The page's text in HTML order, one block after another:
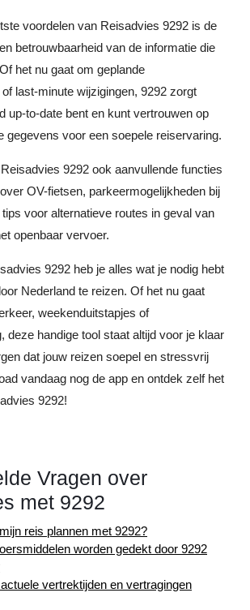
voordelen van Reisadvies 9292 is de
betrouwbaarheid van de informatie die
het nu gaat om geplande
last-minute wijzigingen, 9292 zorgt
up-to-date bent en kunt vertrouwen op
gegevens voor een soepele reiservaring.
9292 ook aanvullende functies
OV-fietsen, parkeermogelijkheden bij
voor alternatieve routes in geval van
openbaar vervoer.
9292 heb je alles wat je nodig hebt
Nederland te reizen. Of het nu gaat
weekenduitstapjes of
deze handige tool staat altijd voor je klaar
dat jouw reizen soepel en stressvrij
vandaag nog de app en ontdek zelf het
9292!
Vragen over
met 9292
reis plannen met 9292?
worden gedekt door 9292
vertrektijden en vertragingen